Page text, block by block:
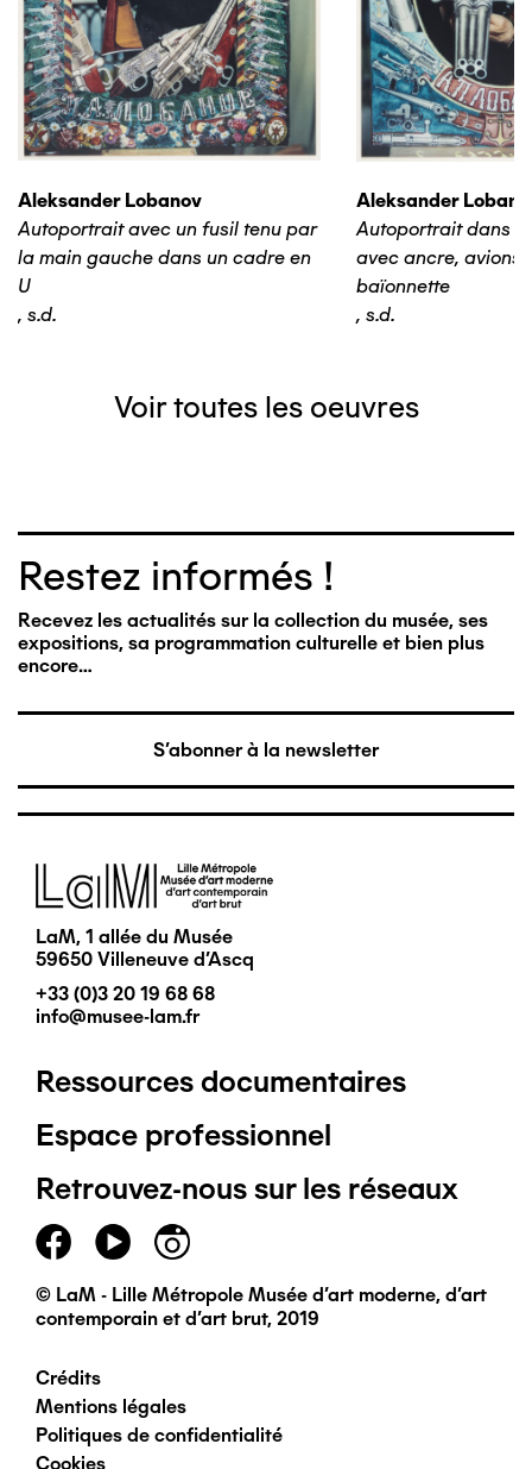
Aleksander Lobanov
Autoportrait avec un fusil tenu par
la main gauche dans un cadre en
U
, s.d.
Aleksander
Autoportrait dans
avec ancre, avions
baïonnette
, s.d.
Voir toutes les oeuvres
Restez informés !
Recevez les actualités sur la collection du musée, ses
expositions, sa programmation culturelle et bien plus
encore…
S'abonner à la newsletter
Image
LaM, 1 allée du Musée
59650 Villeneuve d'Ascq
+33 (0)3 20 19 68 68
info@musee-lam.fr
Pied
de
page
principal
Ressources documentaires
Espace professionnel
Retrouvez-nous sur les réseaux
© LaM - Lille Métropole Musée d'art moderne, d'art
contemporain et d'art brut, 2019
Pied
de
Crédits
Mentions légales
Politiques de confidentialité
Cookies